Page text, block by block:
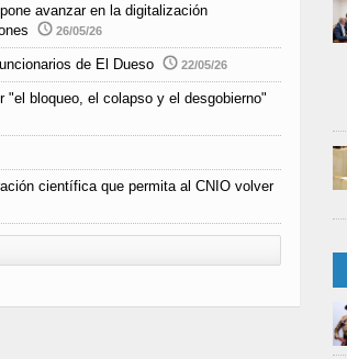
avanzar en la digitalización
26/05/26
de El Dueso 22/05/26
"el bloqueo, el colapso y el desgobierno"
científica que permita al CNIO volver